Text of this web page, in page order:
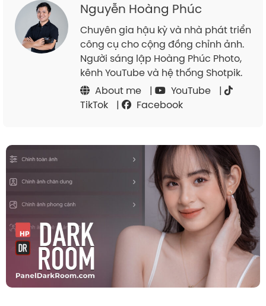
Nguyễn Hoàng Phúc
Chuyên gia hậu kỳ và nhà phát triển
công cụ cho cộng đồng chỉnh ảnh.
Người sáng lập Hoàng Phúc Photo,
kênh YouTube và hệ thống Shotpik.
About me
| YouTube
|
TikTok
| Facebook